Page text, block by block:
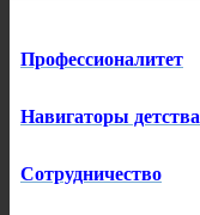
Профессионалитет
Навигаторы детства
Сотрудничество